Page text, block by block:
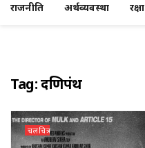
राजनीति अर्थव्यवस्था रक्षा
Tag:दक्षिणपंथ
चलचित्र